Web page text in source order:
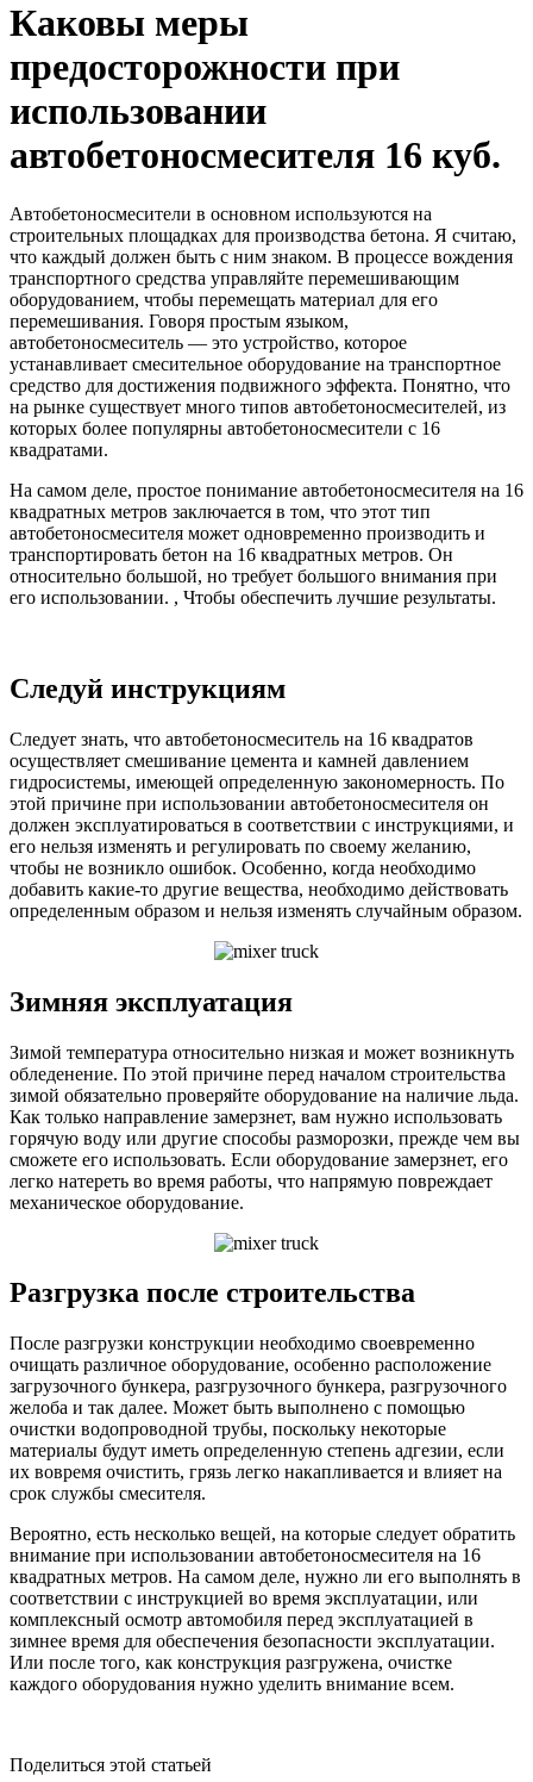
Каковы меры
предосторожности при
использовании
автобетоносмесителя 16 куб.
Автобетоносмесители в основном используются на
строительных площадках для производства бетона. Я считаю,
что каждый должен быть с ним знаком. В процессе вождения
транспортного средства управляйте перемешивающим
оборудованием, чтобы перемещать материал для его
перемешивания. Говоря простым языком,
автобетоносмеситель — это устройство, которое
устанавливает смесительное оборудование на транспортное
средство для достижения подвижного эффекта. Понятно, что
на рынке существует много типов автобетоносмесителей, из
которых более популярны автобетоносмесители с 16
квадратами.
На самом деле, простое понимание автобетоносмесителя на 16
квадратных метров заключается в том, что этот тип
автобетоносмесителя может одновременно производить и
транспортировать бетон на 16 квадратных метров. Он
относительно большой, но требует большого внимания при
его использовании. , Чтобы обеспечить лучшие результаты.
Следуй инструкциям
Следует знать, что автобетоносмеситель на 16 квадратов
осуществляет смешивание цемента и камней давлением
гидросистемы, имеющей определенную закономерность. По
этой причине при использовании автобетоносмесителя он
должен эксплуатироваться в соответствии с инструкциями, и
его нельзя изменять и регулировать по своему желанию,
чтобы не возникло ошибок. Особенно, когда необходимо
добавить какие-то другие вещества, необходимо действовать
определенным образом и нельзя изменять случайным образом.
Зимняя эксплуатация
Зимой температура относительно низкая и может возникнуть
обледенение. По этой причине перед началом строительства
зимой обязательно проверяйте оборудование на наличие льда.
Как только направление замерзнет, вам нужно использовать
горячую воду или другие способы разморозки, прежде чем вы
сможете его использовать. Если оборудование замерзнет, его
легко натереть во время работы, что напрямую повреждает
механическое оборудование.
Разгрузка после строительства
После разгрузки конструкции необходимо своевременно
очищать различное оборудование, особенно расположение
загрузочного бункера, разгрузочного бункера, разгрузочного
желоба и так далее. Может быть выполнено с помощью
очистки водопроводной трубы, поскольку некоторые
материалы будут иметь определенную степень адгезии, если
их вовремя очистить, грязь легко накапливается и влияет на
срок службы смесителя.
Вероятно, есть несколько вещей, на которые следует обратить
внимание при использовании автобетоносмесителя на 16
квадратных метров. На самом деле, нужно ли его выполнять в
соответствии с инструкцией во время эксплуатации, или
комплексный осмотр автомобиля перед эксплуатацией в
зимнее время для обеспечения безопасности эксплуатации.
Или после того, как конструкция разгружена, очистке
каждого оборудования нужно уделить внимание всем.
Поделиться этой статьей